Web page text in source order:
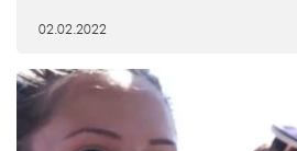
02.02.2022